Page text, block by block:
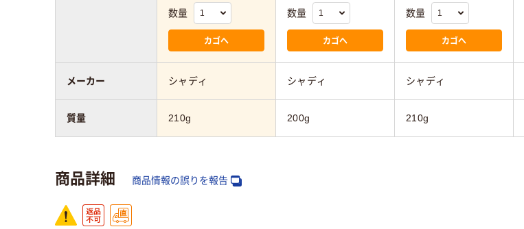
数量
カゴへ
数量
カゴへ
数量
カゴへ
シャディ シャディ シャディ
210g 200g 210g
メーカー
質量
商品詳細 商品情報の誤りを報告